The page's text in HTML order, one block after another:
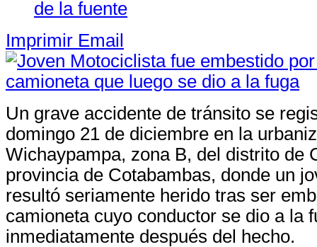
Imprimir Email
Un grave accidente de tránsito se
domingo 21 de diciembre en la
Wichaypampa, zona B, del distrito de
provincia de Cotabambas, donde un
resultó seriamente herido tras ser
camioneta cuyo conductor se dio a la
inmediatamente después del hecho.